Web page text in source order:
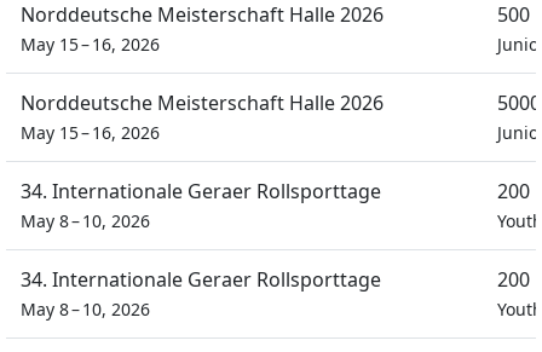
Norddeutsche Meisterschaft Halle 2026
May 15 – 16, 2026
500
Norddeutsche Meisterschaft Halle 2026
May 15 – 16, 2026
34. Internationale Geraer Rollsporttage
May 8 – 10, 2026
200
34. Internationale Geraer Rollsporttage
May 8 – 10, 2026
200